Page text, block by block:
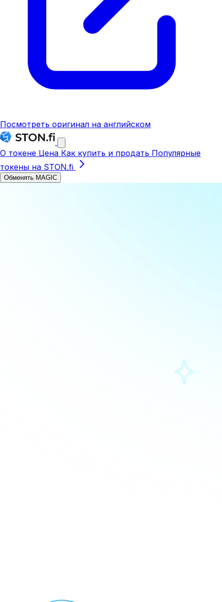
Посмотреть оригинал на английском
О токене Цена Как купить и продать Популярные
токены на STON.fi
Обменять MAGIC